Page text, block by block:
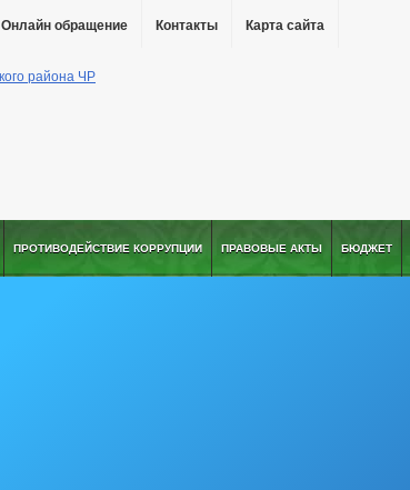
Онлайн обращение Контакты Карта сайта
ПРОТИВОДЕЙСТВИЕ КОРРУПЦИИ ПРАВОВЫЕ АКТЫ БЮДЖЕТ